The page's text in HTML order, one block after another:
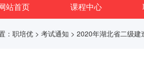
站首页 课程中心
： 职培优 > 考试通知 > 2020年湖北省二级